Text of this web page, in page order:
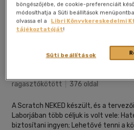
(1 vélemény)
ragasztókötött
376 oldal
A Scratch NEKED készült, és a
Laborjában több céljuk is volt vele:
biztosítani ingyen; Lehetővé tenni a
böngészőjébe, de cookie-preferenciáit
módosíthatja a Süti beállítások
olvassa el a
Libri Könyvkereskedelmi
tájékoztatóját!
Süti beállítások